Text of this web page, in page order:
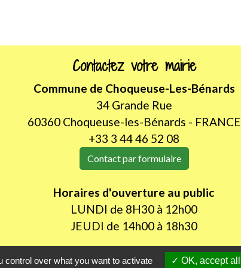
Contactez votre mairie
Commune de Choqueuse-Les-Bénards
34 Grande Rue
60360 Choqueuse-les-Bénards - FRANCE
+33 3 44 46 52 08
Contact par formulaire
Horaires d'ouverture au public
LUNDI de 8H30 à 12h00
JEUDI de 14h00 à 18h30
over what you want to activate OK, accept all